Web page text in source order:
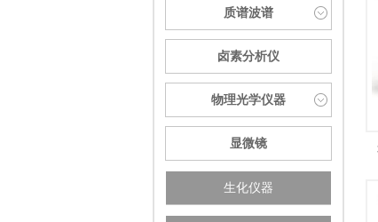
质谱波谱
卤素分析仪
物理光学仪器
显微镜
生化仪器